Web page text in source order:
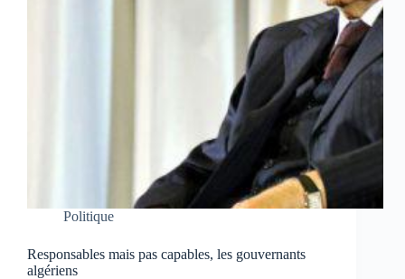
Politique
Responsables mais pas capables, les gouvernants
algériens